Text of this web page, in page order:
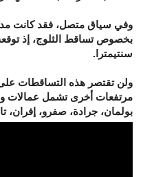
وفي سياق متصل، فقد كانت
سنتيمترا.
ولن تقتصر هذه التساقطات
مرتفعات أخرى تشمل عمالات
بولمان، جرادة، صفرو، إفران،